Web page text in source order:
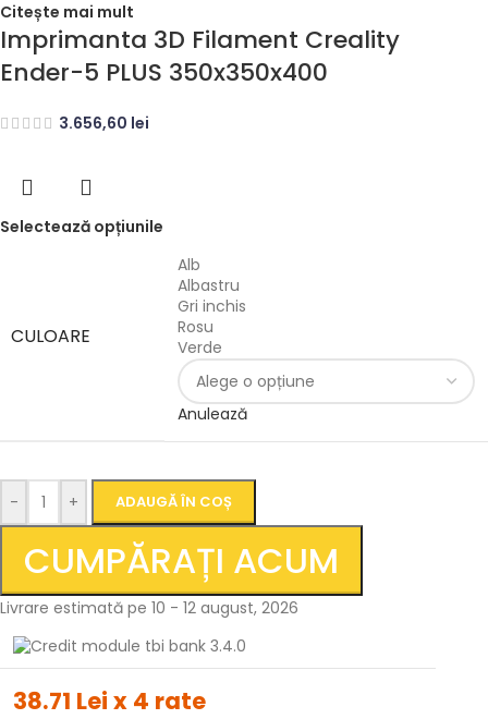
Citește mai mult
Imprimanta 3D Filament Creality
Ender-5 PLUS 350x350x400
3.656,60 lei
Selectează opțiunile
CULOARE
Alb
Albastru
Gri inchis
Rosu
Verde
Anulează
- + ADAUGĂ ÎN COȘ
CUMPĂRAȚI ACUM
Livrare estimată pe 10 - 12 august, 2026
38.71 Lei x 4 rate